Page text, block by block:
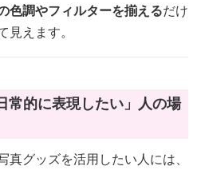
色調やフィルターを揃えるだけ
えます。
常的に表現したい」人の場
グッズを活用したい人には、